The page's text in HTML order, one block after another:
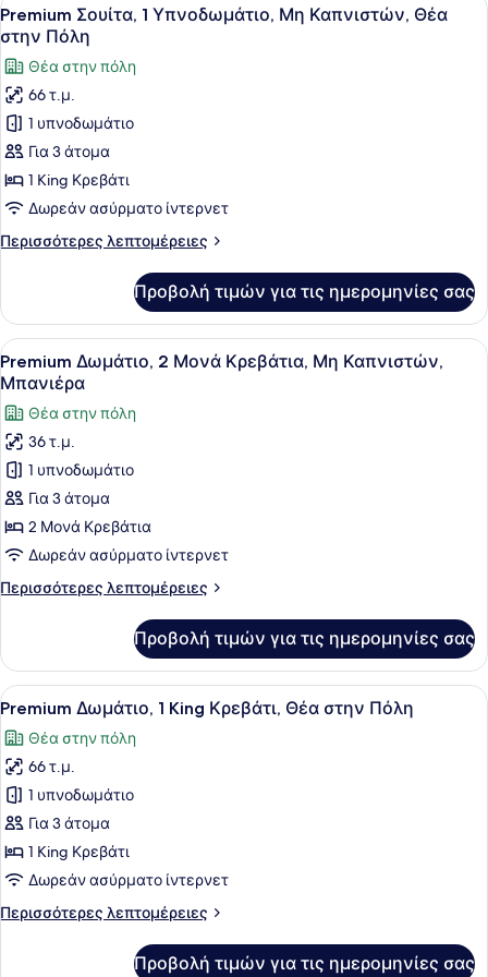
όλων
των
φωτογραφιών
για
Premium
Σουίτα,
1
Υπνοδωμάτιο,
Καπνιστών,
Πόλη
10
Premium Σουίτα, 1 Υπνοδωμάτιο, Μη Καπνιστών, Θέα
στην Πόλη
Θέα στην πόλη
66 τ.μ.
1 υπνοδωμάτιο
Για 3 άτομα
1 King Κρεβάτι
Δωρεάν ασύρματο ίντερνετ
Περισσότερες λεπτομέρειες
Περισσότερες
Σουίτα,
Υπνοδωμάτιο,
Μη
Καπνιστών,
Θέα
στην
Πόλη
Προβολή τιμών για τις ημερομηνίες σας
Προβολή
όλων
των
φωτογραφιών
για
Premium
Δωμάτιο,
2
Μονά
Μη
Ένα δωμάτιο ξενοδοχείου με δύο
6
Premium Δωμάτιο, 2 Μονά Κρεβάτια, Μη Καπνιστών,
Μπανιέρα
Θέα στην πόλη
36 τ.μ.
1 υπνοδωμάτιο
Για 3 άτομα
2 Μονά Κρεβάτια
Δωρεάν ασύρματο ίντερνετ
Περισσότερες λεπτομέρειες
Περισσότερες
Δωμάτιο,
Μονά
Μη
Καπνιστών,
Μπανιέρα
Προβολή τιμών για τις ημερομηνίες σας
Προβολή
όλων
των
φωτογραφιών
για
Premium
Δωμάτιο,
1
Κρεβάτι,
Ένα δωμάτιο ξενοδοχείου με
8
Premium Δωμάτιο, 1 King Κρεβάτι, Θέα στην Πόλη
Θέα στην πόλη
66 τ.μ.
1 υπνοδωμάτιο
Για 3 άτομα
1 King Κρεβάτι
Δωρεάν ασύρματο ίντερνετ
Περισσότερες λεπτομέρειες
Περισσότερες
Προβολή τιμών για τις ημερομηνίες σας